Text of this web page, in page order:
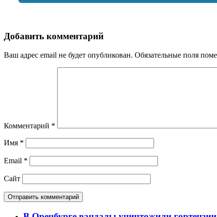
Добавить комментарий
Ваш адрес email не будет опубликован. Обязательные поля
Комментарий *
Имя *
Email *
Сайт